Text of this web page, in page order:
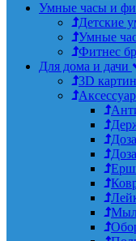
Умные часы и
Детские
Умные
Фитнес
Для дома и дачи
3D